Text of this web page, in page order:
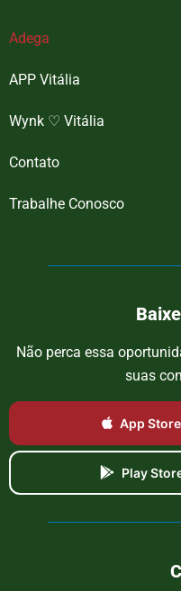
Adega
APP Vitália
Wynk ♡ Vitália
Contato
Trabalhe Conosco
Não perca essa
suas
App Store
Play